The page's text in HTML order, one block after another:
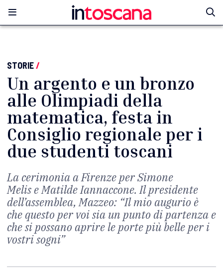
STORIE/
Un argento e un bronzo
alle Olimpiadi della
matematica, festa in
Consiglio regionale per i
due studenti toscani
La cerimonia a Firenze per Simone
Melis e Matilde Iannaccone. Il presidente
dell’assemblea, Mazzeo: “Il mio augurio è
che questo per voi sia un punto di partenza e
che si possano aprire le porte più belle per i
vostri sogni”